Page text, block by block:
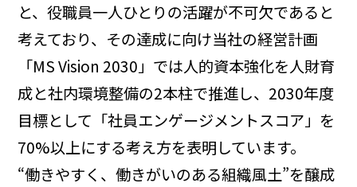
と、役職員一人ひとりの活躍が不可欠であると
考えており、その達成に向け当社の経営計画
「MS Vision 2030」では人的資本強化を人財育
成と社内環境整備の2本柱で推進し、2030年度
目標として「社員エンゲージメントスコア」を
70%以上にする考え方を表明しています。
“働きやすく、働きがいのある組織風土”を醸成